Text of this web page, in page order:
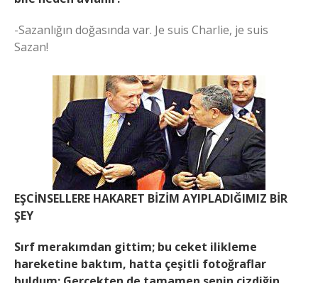
-Sazanlığın doğasında var. Je suis Charlie, je suis
Sazan!
EŞCİNSELLERE HAKARET BİZİM AYIPLADIĞIMIZ BİR
ŞEY
Sırf merakımdan gittim; bu ceket ilikleme
hareketine baktım, hatta çeşitli fotoğraflar